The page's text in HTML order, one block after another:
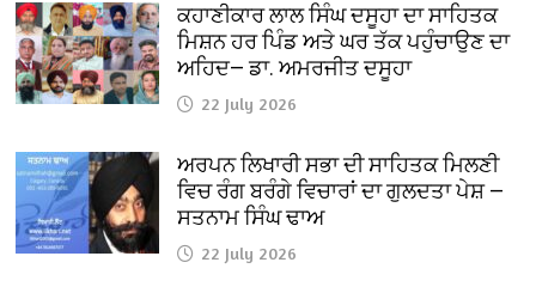
ਕਹਾਣੀਕਾਰ ਲਾਲ ਸਿੰਘ ਦਸੂਹਾ ਦਾ ਸਾਹਿਤਕ
ਮਿਸ਼ਨ ਹਰ ਪਿੰਡ ਅਤੇ ਘਰ ਤੱਕ ਪਹੁੰਚਾਉਣ ਦਾ
ਅਹਿਦ— ਡਾ. ਅਮਰਜੀਤ ਦਸੂਹਾ
22 July 2026
ਅਰਪਨ ਲਿਖਾਰੀ ਸਭਾ ਦੀ ਸਾਹਿਤਕ ਮਿਲਣੀ
ਵਿਚ ਰੰਗ ਬਰੰਗੇ ਵਿਚਾਰਾਂ ਦਾ ਗੁਲਦਤਾ ਪੇਸ਼ —
ਸਤਨਾਮ ਸਿੰਘ ਢਾਅ
22 July 2026